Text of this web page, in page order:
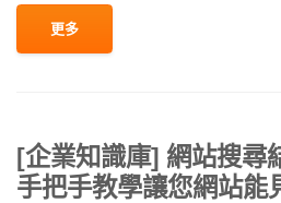
更多
[企業知識庫] 網站搜尋
手把手教學讓您網站能